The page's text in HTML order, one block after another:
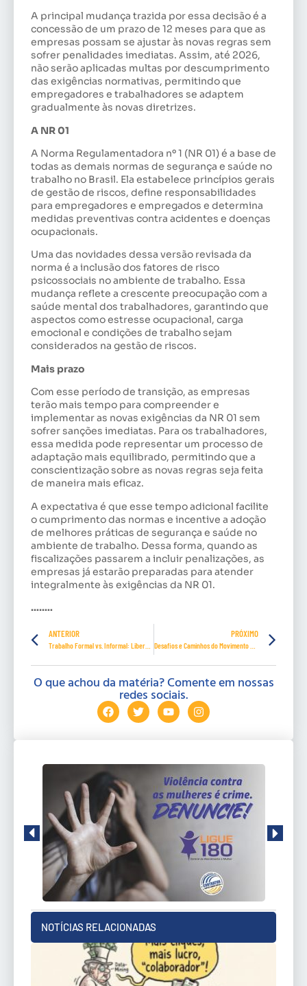
A principal mudança trazida por essa decisão é a
concessão de um prazo de 12 meses para que as
empresas possam se ajustar às novas regras sem
sofrer penalidades imediatas. Assim, até 2026,
não serão aplicadas multas por descumprimento
das exigências normativas, permitindo que
empregadores e trabalhadores se adaptem
gradualmente às novas diretrizes.
A NR 01
A Norma Regulamentadora nº 1 (NR 01) é a base de
todas as demais normas de segurança e saúde no
trabalho no Brasil. Ela estabelece princípios gerais
de gestão de riscos, define responsabilidades
para empregadores e empregados e determina
medidas preventivas contra acidentes e doenças
ocupacionais.
Uma das novidades dessa versão revisada da
norma é a inclusão dos fatores de risco
psicossociais no ambiente de trabalho. Essa
mudança reflete a crescente preocupação com a
saúde mental dos trabalhadores, garantindo que
aspectos como estresse ocupacional, carga
emocional e condições de trabalho sejam
considerados na gestão de riscos.
Mais prazo
Com esse período de transição, as empresas
terão mais tempo para compreender e
implementar as novas exigências da NR 01 sem
sofrer sanções imediatas. Para os trabalhadores,
essa medida pode representar um processo de
adaptação mais equilibrado, permitindo que a
conscientização sobre as novas regras seja feita
de maneira mais eficaz.
A expectativa é que esse tempo adicional facilite
o cumprimento das normas e incentive a adoção
de melhores práticas de segurança e saúde no
ambiente de trabalho. Dessa forma, quando as
fiscalizações passarem a incluir penalizações, as
empresas já estarão preparadas para atender
integralmente às exigências da NR 01.
……..
ANTERIOR PRÓXIMO
O que achou da matéria? Comente em nossas
redes sociais.
NOTÍCIAS RELACIONADAS